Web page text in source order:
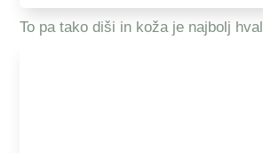
To pa tako diši in koža je najbolj